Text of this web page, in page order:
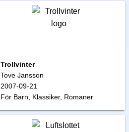
Trollvinter
Tove Jansson
2007-09-21
För Barn, Klassiker, Romaner